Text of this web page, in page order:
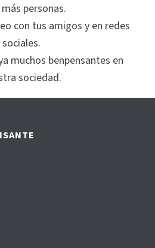
personas.
con tus amigos y en redes
sociales.
muchos benpensantes en
sociedad.